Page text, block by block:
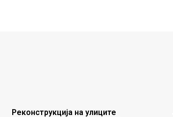
Реконструкција на улиците